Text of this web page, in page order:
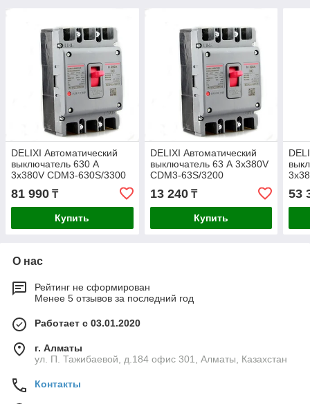
DELIXI Автоматический
выключатель 630 А
3х380V CDM3-630S/3300
81 990 ₸
Купить
DELIXI Автоматический
выключатель 63 А 3х380V
CDM3-63S/3200
13 240₸
Купить
53
О нас
Рейтинг не сформирован
Менее 5 отзывов за последний год
Работает с 03.01.2020
г. Алматы
ул. П. Тажибаевой, д.184 офис 301, Алматы, Казахстан
Контакты